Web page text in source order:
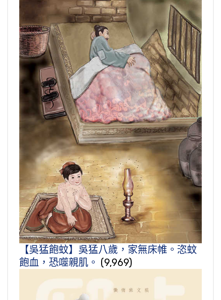
【吳猛飽蚊】吳猛八歲，家無床帷。恣蚊
飽血，恐噬親肌。 (9,969)